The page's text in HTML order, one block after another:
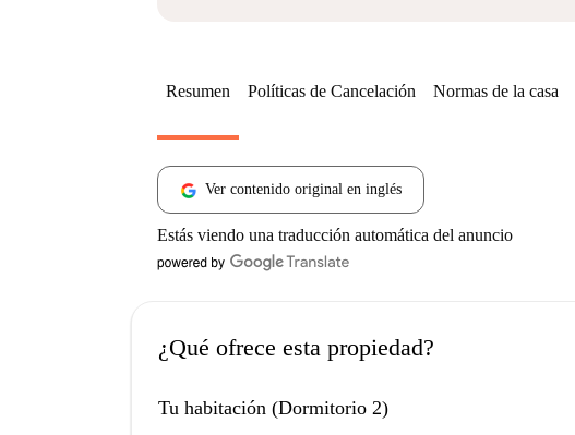
Resumen Políticas de Cancelación Normas de la casa
Ver contenido original en inglés
Estás viendo una traducción automática del anuncio
¿Qué ofrece esta propiedad?
Tu habitación (Dormitorio 2)